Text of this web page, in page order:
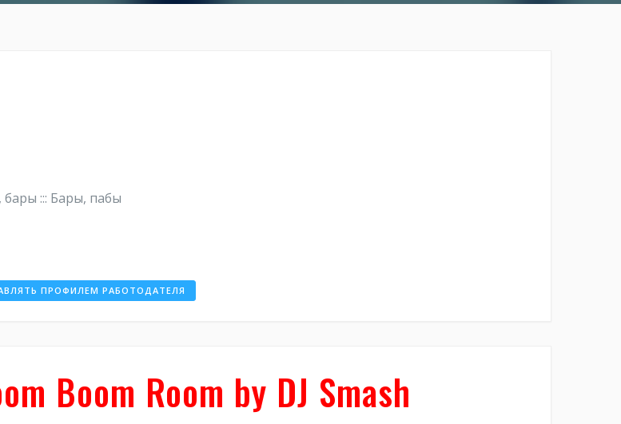
::: Бары, пабы
ПРОФИЛЕМ РАБОТОДАТЕЛЯ
Boom Room by DJ Smash